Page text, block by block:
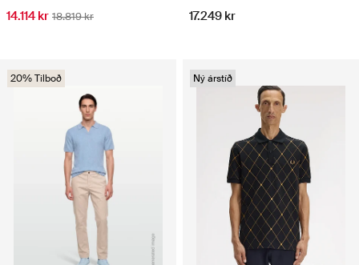
14.114 kr 18.819 kr 17.249 kr
20% Tilboð Ný árstíð